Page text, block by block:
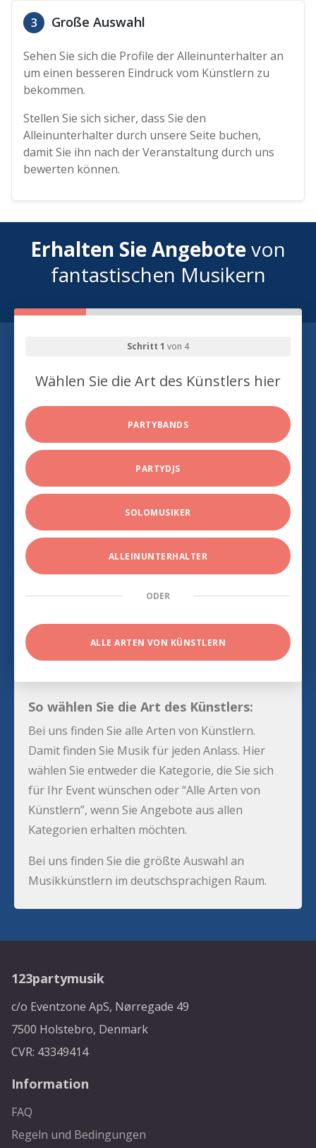
3 Große Auswahl
Sehen Sie sich die Profile der Alleinunterhalter an
um einen besseren Eindruck vom Künstlern zu
bekommen.
Stellen Sie sich sicher, dass Sie den
Alleinunterhalter durch unsere Seite buchen,
damit Sie ihn nach der Veranstaltung durch uns
bewerten können.
Erhalten Sie Angebotevon
fantastischen Musikern
Schritt 1 von 4
Wählen Sie die Art des Künstlers hier
PARTYBANDS
PARTYDJS
SOLOMUSIKER
ALLEINUNTERHALTER
ODER
ALLE ARTEN VON KÜNSTLERN
So wählen Sie die Art des Künstlers:
Bei uns finden Sie alle Arten von Künstlern.
Damit finden Sie Musik für jeden Anlass. Hier
wählen Sie entweder die Kategorie, die Sie sich
für Ihr Event wünschen oder “Alle Arten von
Künstlern”, wenn Sie Angebote aus allen
Kategorien erhalten möchten.
Bei uns finden Sie die größte Auswahl an
Musikkünstlern im deutschsprachigen Raum.
123partymusik
c/o Eventzone ApS, Nørregade 49
7500 Holstebro, Denmark
CVR: 43349414
Information
FAQ
Regeln und Bedingungen